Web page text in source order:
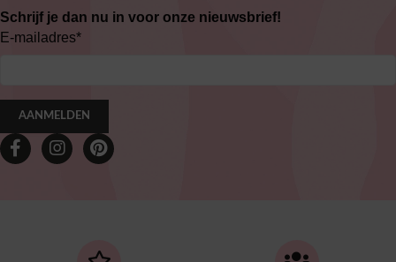
Schrijf je dan nu in voor onze nieuwsbrief!
E-mailadres*
AANMELDEN